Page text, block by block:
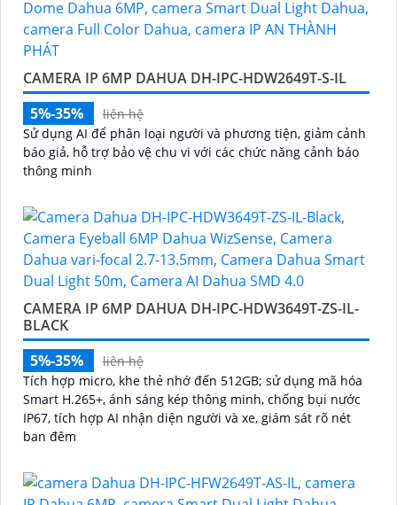
cao, tính năng thông minh và độ tin cậy.💖5:Nếu bạn
muốn tìm camera Dahua giá rẻ, bạn có thể tham khảo
trên các website thương mại điện tử hoặc tại các cửa
hàng điện tử.
Hy vọng rằng những thông tin trên sẽ giúp bạn chọn
lựa được Camera Dahua chính hãng, giá rẻ và chất
lượng. Nếu bạn có thêm câu hỏi hoặc cần tư vấn
thêm, đừng ngần ngại để lại Cung cấp cho công trình
CAMERA IP 6MP DAHUA DH-IPC-HDW2649T-S-IL
5%-35%
liên hệ
Sử dụng AI để phân loại người và phương tiện, giảm cảnh
báo giả, hỗ trợ bảo vệ chu vi với các chức năng cảnh báo
thông minh
CAMERA IP 6MP DAHUA DH-IPC-HDW3649T-ZS-IL-
BLACK
5%-35%
liên hệ
Tích hợp micro, khe thẻ nhớ đến 512GB; sử dụng mã hóa
Smart H.265+, ánh sáng kép thông minh, chống bụi nước
IP67, tích hợp AI nhận diện người và xe, giám sát rõ nét
ban đêm